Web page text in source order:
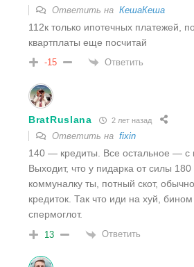
Ответить на КешаКеша
112к только ипотечных платежей,
квартплаты еще посчитай
-15 Ответить
BratRuslana 2 лет назад
Ответить на fixin
140 — кредиты. Все остальное — с
Выходит, что у пидарка от силы
коммуналку ты, потный скот,
кредиток. Так что иди на хуй,
спермоглот.
13 Ответить